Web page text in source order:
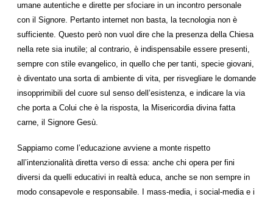
umane autentiche e dirette per sfociare in un incontro personale
con il Signore. Pertanto internet non basta, la tecnologia non è
sufficiente. Questo però non vuol dire che la presenza della Chiesa
nella rete sia inutile; al contrario, è indispensabile essere presenti,
sempre con stile evangelico, in quello che per tanti, specie giovani,
è diventato una sorta di ambiente di vita, per risvegliare le domande
insopprimibili del cuore sul senso dell’esistenza, e indicare la via
che porta a Colui che è la risposta, la Misericordia divina fatta
carne, il Signore Gesù.
Sappiamo come l’educazione avviene a monte rispetto
all’intenzionalità diretta verso di essa: anche chi opera per fini
diversi da quelli educativi in realtà educa, anche se non sempre in
modo consapevole e responsabile. I mass-media, i social-media e i